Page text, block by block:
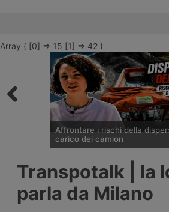
Array ( [0] => 15 [1] => 42 )
Affrontare i rischi della
carico dei camion
affronta la questione della
carico dei veicoli industriali, un
che colpisce soprattutto il
materiali sfusi su cassone.
Transpotalk | la
parla da Milano